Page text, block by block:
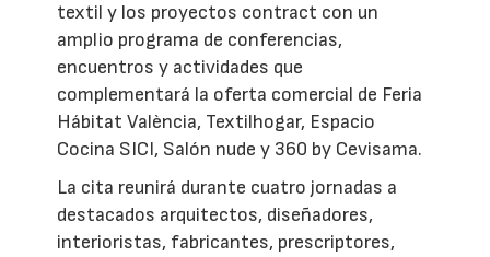
textil y los proyectos contract con un
amplio programa de conferencias,
encuentros y actividades que
complementará la oferta comercial de Feria
Hábitat València, Textilhogar, Espacio
Cocina SICI, Salón nude y 360 by Cevisama.
La cita reunirá durante cuatro jornadas a
destacados arquitectos, diseñadores,
interioristas, fabricantes, prescriptores,